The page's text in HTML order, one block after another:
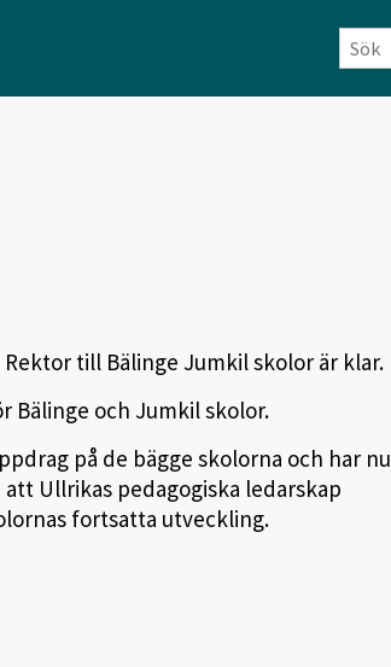
till Bälinge Jumkil skolor är klar.
Bälinge och Jumkil skolor.
på de bägge skolorna och har nu
Ullrikas pedagogiska ledarskap
fortsatta utveckling.